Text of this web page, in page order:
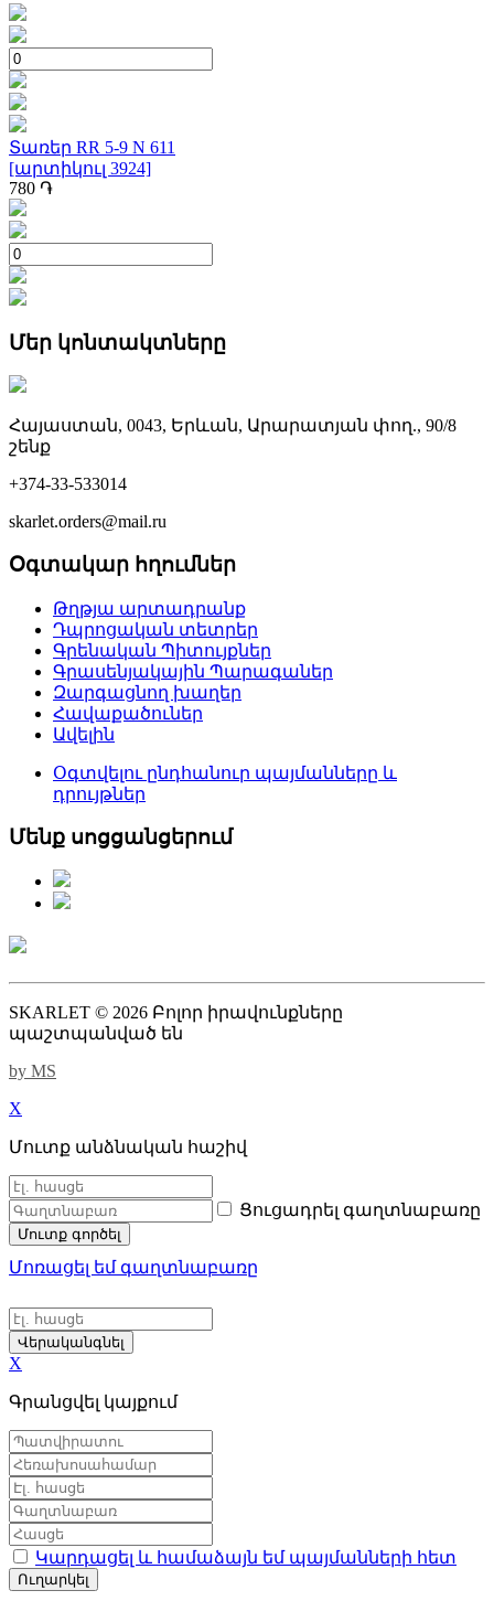
Տառեր RR 5-9 N 611
[արտիկուլ 3924]
780 ֏
Մեր կոնտակտները
Հայաստան, 0043, Երևան, Արարատյան փող., 90/8
շենք
+374-33-533014
skarlet.orders@mail.ru
Օգտակար հղումներ
Թղթյա արտադրանք
Դպրոցական տետրեր
Գրենական Պիտույքներ
Գրասենյակային Պարագաներ
Զարգացնող խաղեր
Հավաքածուներ
Ավելին
Օգտվելու ընդհանուր պայմանները և
դրույթներ
Մենք սոցցանցերում
SKARLET © 2026 Բոլոր իրավունքները
պաշտպանված են
by MS
X
Մուտք անձնական հաշիվ
Ցուցադրել գաղտնաբառը
Մուտք գործել
Մոռացել եմ գաղտնաբառը
Վերականգնել
X
Գրանցվել կայքում
Կարդացել և համաձայն եմ պայմանների հետ
Ուղարկել